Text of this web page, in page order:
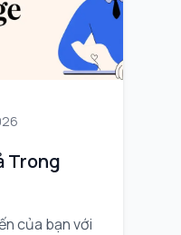
Trong
của bạn với